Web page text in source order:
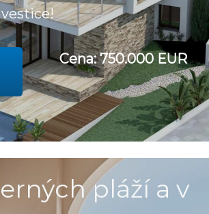
Cena: 750.000 EUR
pláží a v